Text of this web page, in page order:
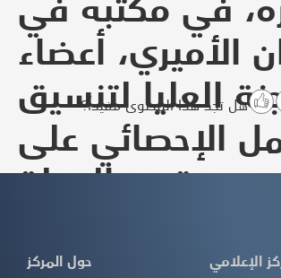
الأميري، أعضاء
العليا لتنسيق
الإحصائي على
مستوى الدولة
هل تجد هذا المحتوى مفيداً؟
حول المركز الإعلامي